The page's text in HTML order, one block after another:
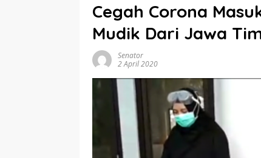
Cegah Corona
Mudik Dari Jawa
Senator
2 April 2020